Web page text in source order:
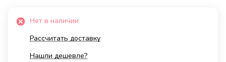
Нет в наличии
Рассчитать доставку
Нашли дешевле?